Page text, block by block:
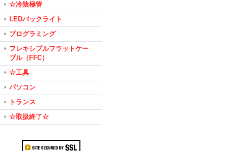
☆冷陰極管
LEDバックライト
プログラミング
フレキシブルフラットケー
ブル（FFC）
☆工具
パソコン
トランス
☆取扱終了☆